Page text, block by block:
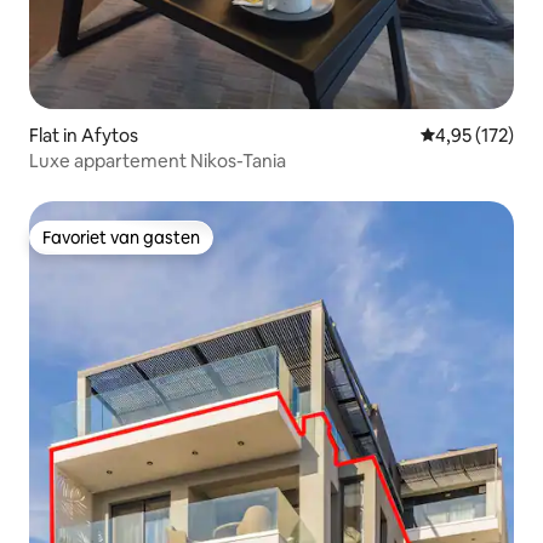
Flat in Afytos Gemiddelde
4,95 (172)
Luxe appartement Nikos-Tania
Favoriet van gasten
Favoriet van gasten